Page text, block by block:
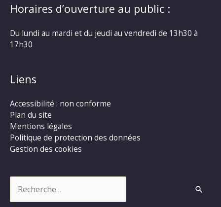
Horaires d’ouverture au public :
Du lundi au mardi et du jeudi au vendredi de 13h30 à
17h30
Liens
Accessibilité : non conforme
Plan du site
Mentions légales
Politique de protection des données
Gestion des cookies